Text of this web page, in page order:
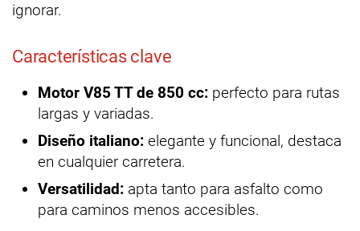
ignorar.
Características clave
Motor V85 TT de 850 cc: perfecto para rutas
largas y variadas.
Diseño italiano: elegante y funcional, destaca
en cualquier carretera.
Versatilidad: apta tanto para asfalto como
para caminos menos accesibles.